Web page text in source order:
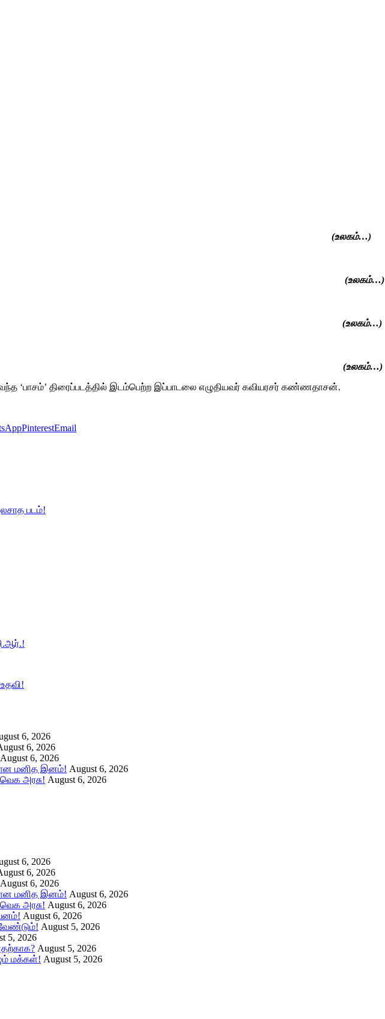
(உலகம்…)
(உலகம்…)
(உலகம்…)
‘பாசம்’ திரைப்படத்தில் இடம்பெற்ற இப்பாடலை எழுதியவர் கவியரசர் கண்ணதாசன்.
PinterestEmail
படம்!
6, 2026
6, 2026
August 6, 2026
மனித இனம்! August 6, 2026
அரசு! August 6, 2026
6, 2026
6, 2026
August 6, 2026
மனித இனம்! August 6, 2026
அரசு! August 6, 2026
August 6, 2026
August 5, 2026
5, 2026
August 5, 2026
மக்கள்! August 5, 2026